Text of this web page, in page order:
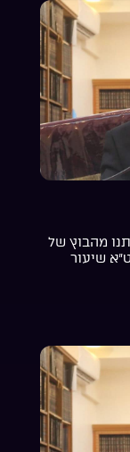
מהבוץ של
שיעור